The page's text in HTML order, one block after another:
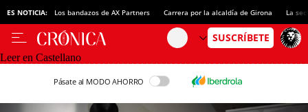
ES NOTICIA: Los bandazos de AX Partners Carrera por la alcaldía de Girona La
Leer en Castellano
Pásate al MODO AHORRO